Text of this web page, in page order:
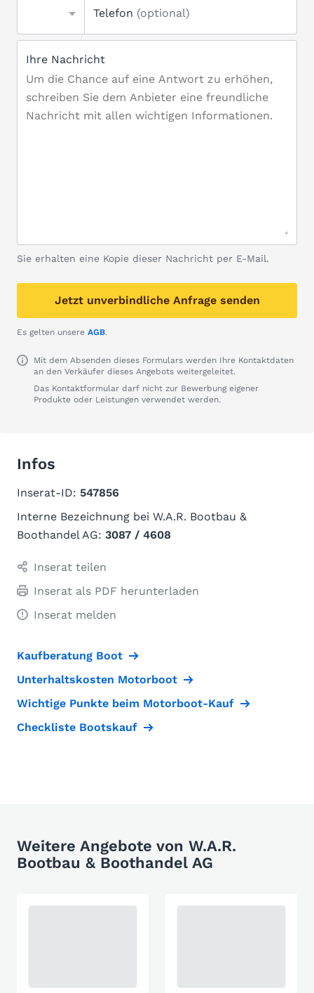
Telefon (optional)
Ihre Nachricht
Sie erhalten eine Kopie dieser Nachricht per E-Mail.
Jetzt unverbindliche Anfrage senden
Es gelten unsere AGB.
Mit dem Absenden dieses Formulars werden Ihre Kontaktdaten
an den Verkäufer dieses Angebots weitergeleitet.
Das Kontaktformular darf nicht zur Bewerbung eigener
Produkte oder Leistungen verwendet werden.
Infos
Inserat-ID: 547856
Interne Bezeichnung bei W.A.R. Bootbau &
Boothandel AG: 3087 / 4608
Inserat teilen
Inserat als PDF herunterladen
Inserat melden
Kaufberatung Boot
Unterhaltskosten Motorboot
Wichtige Punkte beim Motorboot-Kauf
Checkliste Bootskauf
Weitere Angebote von W.A.R.
Bootbau & Boothandel AG